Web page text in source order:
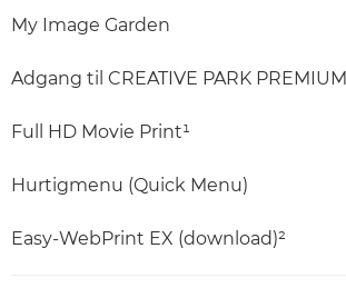
My Image Garden
Adgang til CREATIVE PARK PREMIUM
Full HD Movie Print¹
Hurtigmenu (Quick Menu)
Easy-WebPrint EX (download)²